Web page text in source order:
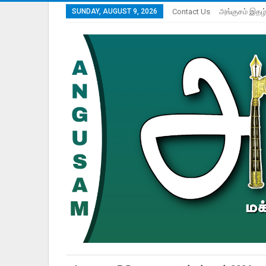
SUNDAY, AUGUST 9, 2026 Contact Us அங்குசம் இதழ்